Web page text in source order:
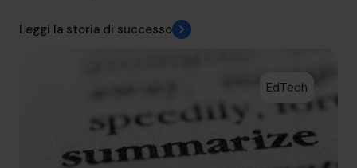
Leggi la storia di successo
EdTech